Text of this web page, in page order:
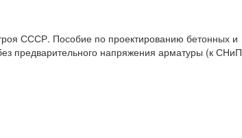
СССР. Пособие по проектированию бетонных и
предварительного напряжения арматуры (к СНиП